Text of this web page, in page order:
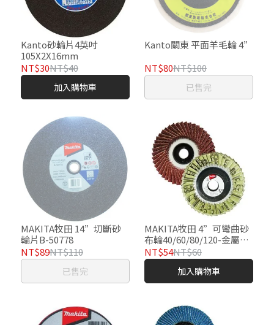
Kanto砂輪片4英吋
105X2X16mm
NT$30NT$40
加入購物車
Kanto關東 平面羊毛輪 4”
NT$80NT$100
已售完
MAKITA牧田 14”切斷砂
輪片B-50778
NT$89NT$110
已售完
MAKITA牧田 4”可彎曲砂
布輪40/60/80/120-金屬、
PVC專用(1入)
NT$54NT$60
加入購物車